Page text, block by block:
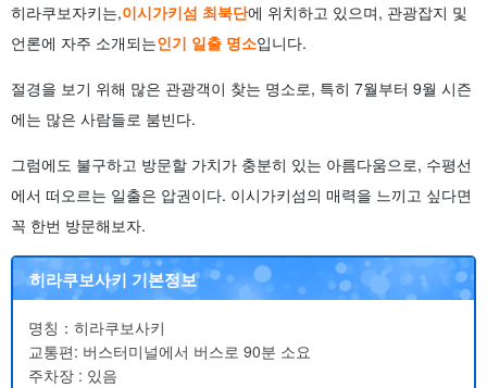
히라쿠보자키는,이시가키섬 최북단에 위치하고 있으며, 관광잡지 및
언론에 자주 소개되는인기 일출 명소입니다.
절경을 보기 위해 많은 관광객이 찾는 명소로, 특히 7월부터 9월 시즌
에는 많은 사람들로 붐빈다.
그럼에도 불구하고 방문할 가치가 충분히 있는 아름다움으로, 수평선
에서 떠오르는 일출은 압권이다. 이시가키섬의 매력을 느끼고 싶다면
꼭 한번 방문해보자.
히라쿠보사키 기본정보
명칭：히라쿠보사키
교통편: 버스터미널에서 버스로 90분 소요
주차장 : 있음